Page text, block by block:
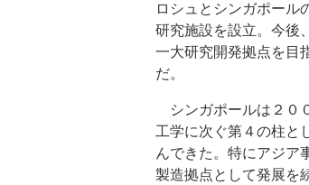
ロシュとシンガポール
研究施設を設立。今後
一大研究開発拠点を目
だ。
シンガポールは２０
工学に次ぐ第４の柱と
んできた。特にアジア
製造拠点として発展を